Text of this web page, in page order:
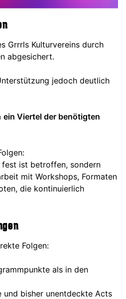
Grrrls Kulturvereins durch
abgesichert.
jedoch deutlich
ein Viertel der benötigten
fest ist betroffen, sondern
mit Workshops, Formaten
die kontinuierlich
Folgen:
als in den
und bisher unentdeckte Acts